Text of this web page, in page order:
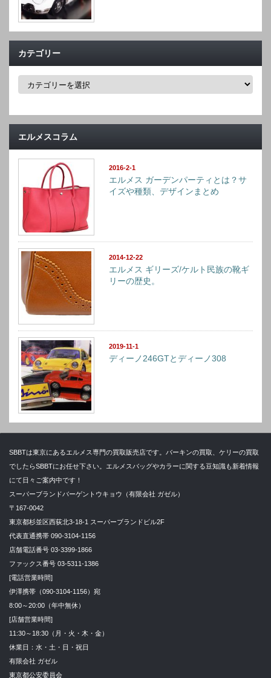
カテゴリー
カ
ー
エルメスコラム
2016-2-1
エルメス ガーデンパーティとは？サ
イズや種類、デザインまとめ
2014-12-22
エルメス ギリーズ/ケルト民族の靴ギ
リーの歴史。
2019-11-1
ディーノ246GTとディーノ308
SBBTは東京にあるエルメス専門の買取販売店です。バーキンの買取、ケリーの買取
でしたらSBBTにお任せ下さい。エルメスバッグやカラーに関する豆知識も新着情報
にて日々ご案内中です！
スーパーブランドバーゲントウキョウ（有限会社 ガゼル）
〒167-0042
東京都杉並区西荻北3-18-1 スーパーブランドビル2F
代表直通携帯 090-3104-1156
店舗電話番号 03-3399-1866
ファックス番号 03-5311-1386
[電話営業時間]
伊澤携帯（090-3104-1156）宛
8:00～20:00（年中無休）
[店舗営業時間]
11:30～18:30（月・火・木・金）
休業日：水・土・日・祝日
有限会社 ガゼル
東京都公安委員会